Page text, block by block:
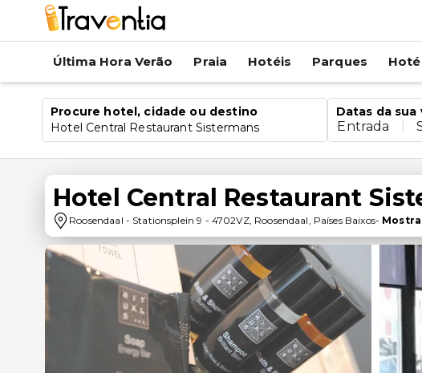
Última Hora Verão Praia Hotéis Parques
Procure hotel, cidade ou destino
Hotel Central Restaurant Sistermans
Datas da sua
Entrada
Hotel Central Restaurant
Roosendaal - Stationsplein 9 - 4702VZ, Roosendaal, Países Baixos-